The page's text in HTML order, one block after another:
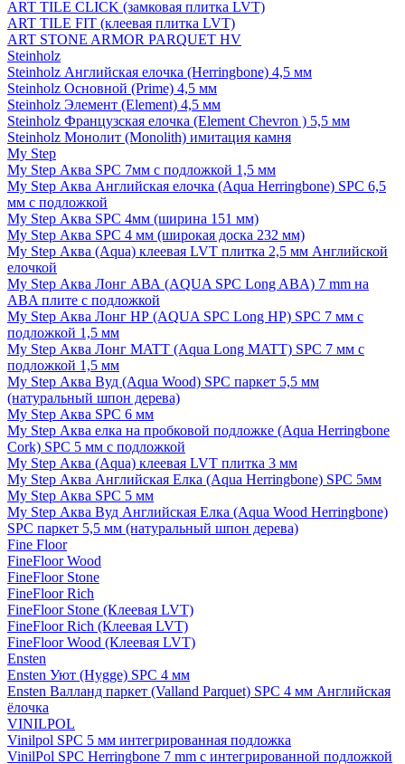
ART TILE CLICK (замковая плитка LVT)
ART TILE FIT (клеевая плитка LVT)
ART STONE ARMOR PARQUET HV
Steinholz
Steinholz Английская елочка (Herringbone) 4,5 мм
Steinholz Основной (Prime) 4,5 мм
Steinholz Элемент (Element) 4,5 мм
Steinholz Французская елочка (Element Chevron ) 5,5 мм
Steinholz Монолит (Monolith) имитация камня
My Step
My Step Аква SPC 7мм c подложкой 1,5 мм
My Step Аква Английская елочка (Aqua Herringbone) SPC 6,5
мм с подложкой
My Step Аква SPC 4мм (ширина 151 мм)
My Step Аква SPC 4 мм (широкая доска 232 мм)
My Step Аква (Aqua) клеевая LVT плитка 2,5 мм Английской
елочкой
My Step Аква Лонг АВА (AQUA SPC Long ABA) 7 mm на
ABA плите с подложкой
My Step Аква Лонг НР (AQUA SPC Long HP) SPC 7 мм с
подложкой 1,5 мм
My Step Аква Лонг MATT (Aqua Long MATT) SPC 7 мм с
подложкой 1,5 мм
My Step Аква Вуд (Aqua Wood) SPC паркет 5,5 мм
(натуральный шпон дерева)
My Step Аква SPC 6 мм
My Step Аква елка на пробковой подложке (Aqua Herringbone
Cork) SPC 5 мм с подложкой
My Step Аква (Aqua) клеевая LVT плитка 3 мм
My Step Аква Английская Елка (Aqua Herringbone) SPC 5мм
My Step Аква SPC 5 мм
My Step Аква Вуд Английская Елка (Aqua Wood Herringbone)
SPC паркет 5,5 мм (натуральный шпон дерева)
Fine Floor
FineFloor Wood
FineFloor Stone
FineFloor Rich
FineFloor Stone (Клеевая LVT)
FineFloor Rich (Клеевая LVT)
FineFloor Wood (Клеевая LVT)
Ensten
Ensten Уют (Hygge) SPC 4 мм
Ensten Валланд паркет (Valland Parquet) SPC 4 мм Английская
ёлочка
VINILPOL
Vinilpol SPC 5 мм интегрированная подложка
VinilPol SPC Herringbone 7 mm с интегрированной подложкой